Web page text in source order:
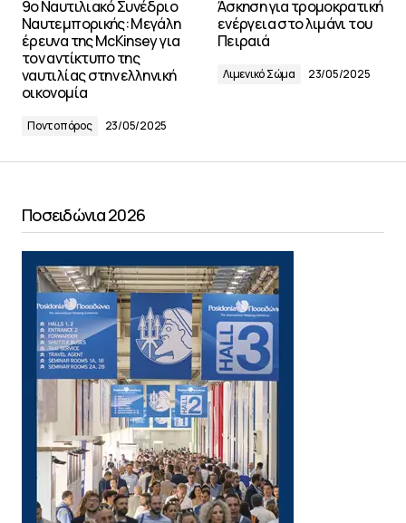
9ο Ναυτιλιακό Συνέδριο
Ναυτεμπορικής: Μεγάλη
έρευνα της McKinsey για
τον αντίκτυπο της
ναυτιλίας στην ελληνική
οικονομία
Ποντοπόρος 23/05/2025
Άσκηση για τρομοκρατική
ενέργεια στο λιμάνι του
Πειραιά
Λιμενικό Σώμα 23/05/2025
Ποσειδώνια 2026